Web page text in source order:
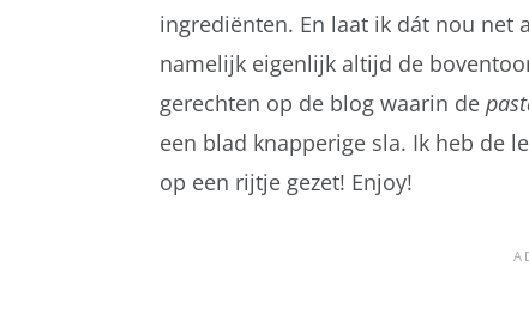
ingrediënten. En laat ik dát nou
namelijk eigenlijk altijd de
gerechten op de blog waarin de
een blad knapperige sla. Ik heb de
op een rijtje gezet! Enjoy!